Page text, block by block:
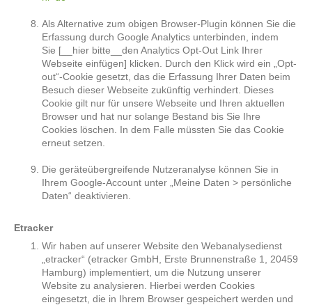
Als Alternative zum obigen Browser-Plugin können Sie die
Erfassung durch Google Analytics unterbinden, indem
Sie [__hier bitte__den Analytics Opt-Out Link Ihrer
Webseite einfügen] klicken. Durch den Klick wird ein „Opt-
out“-Cookie gesetzt, das die Erfassung Ihrer Daten beim
Besuch dieser Webseite zukünftig verhindert. Dieses
Cookie gilt nur für unsere Webseite und Ihren aktuellen
Browser und hat nur solange Bestand bis Sie Ihre
Cookies löschen. In dem Falle müssten Sie das Cookie
erneut setzen.
Die geräteübergreifende Nutzeranalyse können Sie in
Ihrem Google-Account unter „Meine Daten > persönliche
Daten“ deaktivieren.
Etracker
Wir haben auf unserer Website den Webanalysedienst
„etracker“ (etracker GmbH, Erste Brunnenstraße 1, 20459
Hamburg) implementiert, um die Nutzung unserer
Website zu analysieren. Hierbei werden Cookies
eingesetzt, die in Ihrem Browser gespeichert werden und